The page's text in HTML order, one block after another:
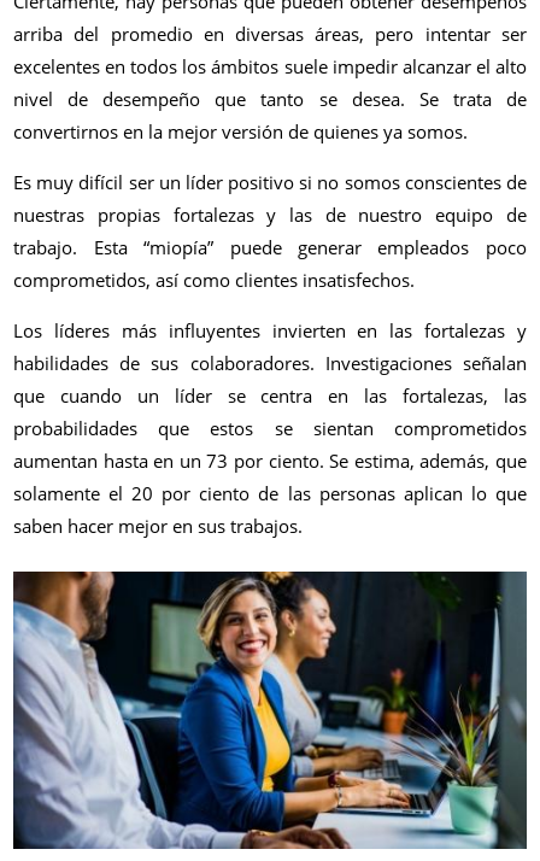
arriba del promedio en diversas áreas, pero intentar ser
excelentes en todos los ámbitos suele impedir alcanzar el alto
nivel de desempeño que tanto se desea. Se trata de
convertirnos en la mejor versión de quienes ya somos.
Es muy difícil ser un líder positivo si no somos conscientes de
nuestras propias fortalezas y las de nuestro equipo de
trabajo. Esta “miopía” puede generar empleados poco
comprometidos, así como clientes insatisfechos.
Los líderes más influyentes invierten en las fortalezas y
habilidades de sus colaboradores. Investigaciones señalan
que cuando un líder se centra en las fortalezas, las
probabilidades que estos se sientan comprometidos
aumentan hasta en un 73 por ciento. Se estima, además, que
solamente el 20 por ciento de las personas aplican lo que
saben hacer mejor en sus trabajos.